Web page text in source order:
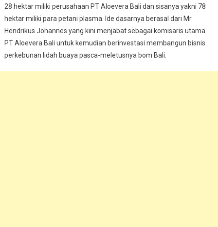
28 hektar miliki perusahaan PT Aloevera Bali dan sisanya yakni 78
hektar miliki para petani plasma. Ide dasarnya berasal dari Mr
Hendrikus Johannes yang kini menjabat sebagai komisaris utama
PT Aloevera Bali untuk kemudian berinvestasi membangun bisnis
perkebunan lidah buaya pasca-meletusnya bom Bali.